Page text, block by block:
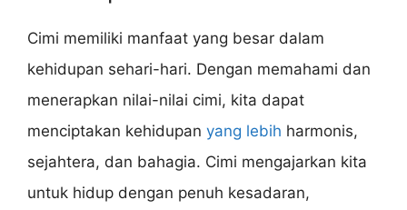
Cimi memiliki manfaat yang besar dalam
kehidupan sehari-hari. Dengan memahami dan
menerapkan nilai-nilai cimi, kita dapat
menciptakan kehidupan yang lebih harmonis,
sejahtera, dan bahagia. Cimi mengajarkan kita
untuk hidup dengan penuh kesadaran,